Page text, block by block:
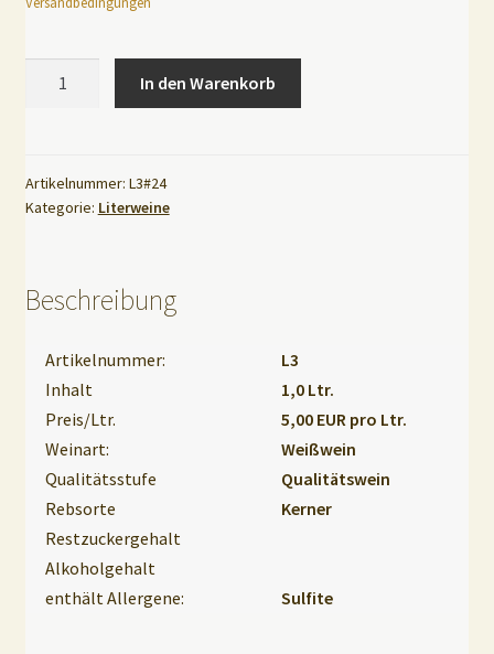
halbtrocken
1,0l
In den Warenkorb
t
e
a
t
Artikelnummer: L3#24
Kategorie: Literweine
Beschreibung
Artikelnummer:
L3
Inhalt
1,0 Ltr.
Preis/Ltr.
5,00 EUR pro Ltr.
Weinart:
Weißwein
Qualitätsstufe
Qualitätswein
Rebsorte
Kerner
Restzuckergehalt
Alkoholgehalt
enthält Allergene:
Sulfite